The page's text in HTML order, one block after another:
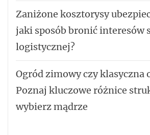
Zaniżone kosztorysy
jaki sposób bronić interesów
logistycznej?
Ogród zimowy czy klasyczna
Poznaj kluczowe różnice
wybierz mądrze